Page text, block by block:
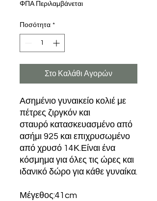
ΦΠΑ Περιλαμβάνεται
Ποσότητα *
Στο Καλάθι Αγορών
Ασημένιο γυναικείο κολιέ με
πέτρες ζιργκόν και
σταυρό κατασκευασμένο από
ασήμι 925 και επιχρυσωμένο
από χρυσό 14Κ.Είναι ένα
κόσμημα για όλες τις ώρες και
ιδανικό δώρο για κάθε γυναίκα.
Μέγεθος:41cm